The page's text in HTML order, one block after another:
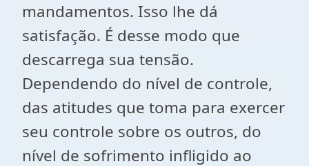
mandamentos. Isso lhe dá
satisfação. É desse modo que
descarrega sua tensão.
Dependendo do nível de controle,
das atitudes que toma para exercer
seu controle sobre os outros, do
nível de sofrimento infligido ao